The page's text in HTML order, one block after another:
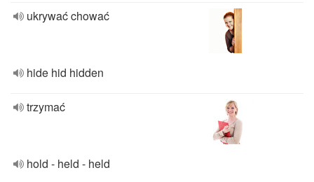
ukrywać chować
hide hid hidden
trzymać
hold - held - held